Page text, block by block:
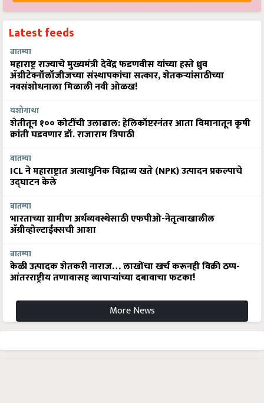
Latest feeds
बातम्या
महाराष्ट्र राज्याचे मुख्यमंत्री देवेंद्र फडणवीस यांच्या हस्ते ध्रुव
ॲग्रीटेक्नॉलॉजीजच्या संस्थापकांचा सत्कार, शेतकऱ्यांसाठीच्या
नवसंशोधनाला मिळाली नवी ओळख!
यशोगाथा
शेतीतून १०० कोटींची उलाढाल: हेलिकॉप्टरनंतर आता विमानातून कृषी
क्रांती घडवणार डॉ. राजाराम त्रिपाठी
बातम्या
ICL ने महाराष्ट्रात अत्याधुनिक विद्राव्य खते (NPK) उत्पादन प्रकल्पाचे
उद्घाटन केले
बातम्या
भारताच्या ग्रामीण अर्थव्यवस्थेसाठी एफपीओ-नेतृत्वाखालील
अ‍ॅग्रीव्होल्टाईक्सची आशा
बातम्या
केळी उत्पादक शेतकरी नाराज… लाखोंचा खर्च करूनही विक्री ठप्प-
आंतरराष्ट्रीय तणावासह व्यापाऱ्यांच्या दबावाचा फटका!
More News